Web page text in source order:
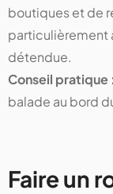
boutiques et de
particulièrement
détendue.
Conseil pratique :
balade au bord
Faire un